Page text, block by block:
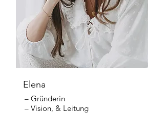
Elena
– Gründerin
– Vision, & Leitung